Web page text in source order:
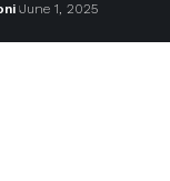
June 1, 2025